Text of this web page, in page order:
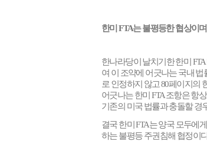
한미FTA는 불평등한 협상이
한나라당이 날치기한 한미 FTA
여 이 조약에 어긋나는 국내
로 인정하지 않고80페이지의
어긋나는 한미FTA조항은 항
기존의 미국 법률과 충돌할 경
결국 한미FTA는 양국 모두에
하는 불평등 주권침해 협정이